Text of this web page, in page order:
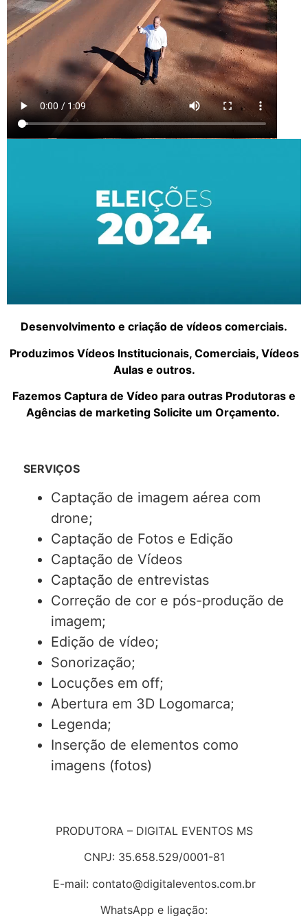
Desenvolvimento e criação de vídeos comerciais.
Produzimos Vídeos Institucionais, Comerciais, Vídeos
Aulas e outros.
Fazemos Captura de Vídeo para outras Produtoras e
Agências de marketing Solicite um Orçamento.
SERVIÇOS
Captação de imagem aérea com
drone;
Captação de Fotos e Edição
Captação de Vídeos
Captação de entrevistas
Correção de cor e pós-produção de
imagem;
Edição de vídeo;
Sonorização;
Locuções em off;
Abertura em 3D Logomarca;
Legenda;
Inserção de elementos como
imagens (fotos)
PRODUTORA – DIGITAL EVENTOS MS
CNPJ: 35.658.529/0001-81
E-mail: contato@digitaleventos.com.br
WhatsApp e ligação: